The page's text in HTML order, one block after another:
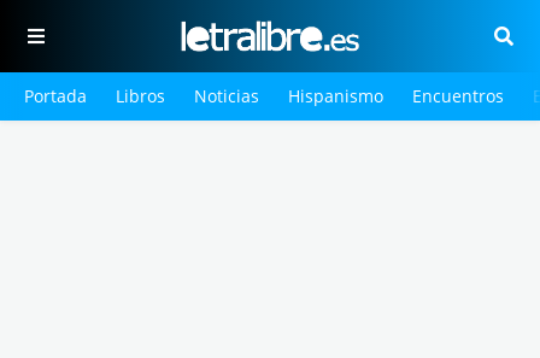
Portada Libros Noticias Hispanismo Encuentros